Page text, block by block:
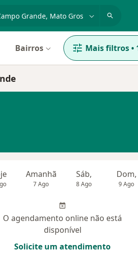
Bairros Mais filtros•
Amanhã
7 Ago
Sáb,
8 Ago
Dom,
9 Ago
O agendamento online não está
disponível
Solicite um atendimento